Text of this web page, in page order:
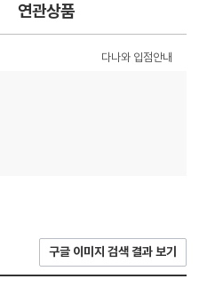
연관상품
다나와 입점안내
구글 이미지 검색 결과 보기